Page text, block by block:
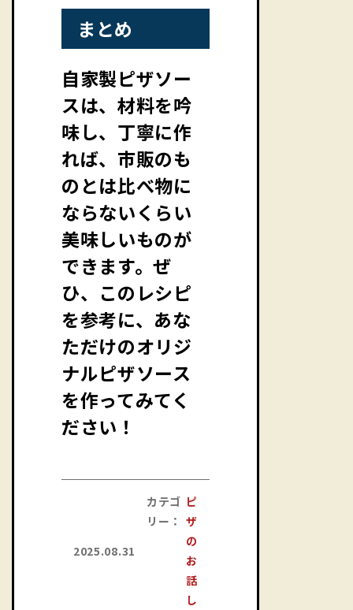
まとめ
自家製ピザソー
スは、材料を吟
味し、丁寧に作
れば、市販のも
のとは比べ物に
ならないくらい
美味しいものが
できます。ぜ
ひ、このレシピ
を参考に、あな
ただけのオリジ
ナルピザソース
を作ってみてく
ださい！
2025.08.31
カテゴ
リー：
ピ
ザ
の
お
話
し